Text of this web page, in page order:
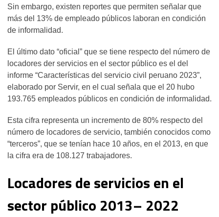
Sin embargo, existen reportes que permiten señalar que
más del 13% de empleado públicos laboran en condición
de informalidad.
El último dato “oficial” que se tiene respecto del número de
locadores der servicios en el sector público es el del
informe “Características del servicio civil peruano 2023”,
elaborado por Servir, en el cual señala que el 20 hubo
193.765 empleados públicos en condición de informalidad.
Esta cifra representa un incremento de 80% respecto del
número de locadores de servicio, también conocidos como
“terceros”, que se tenían hace 10 años, en el 2013, en que
la cifra era de 108.127 trabajadores.
Locadores de servicios en el
sector público 2013– 2022